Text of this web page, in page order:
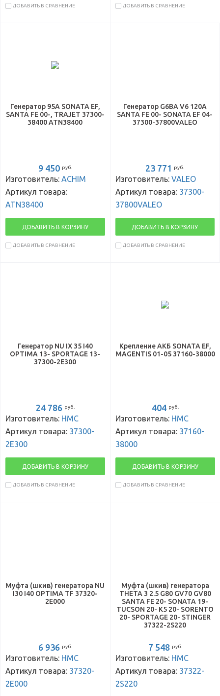
ДОБАВИТЬ В СРАВНЕНИЕ ДОБАВИТЬ В СРАВНЕНИЕ
Генератор 95А SONATA EF,
SANTA FE 00-, TRAJET 37300-
38400 ATN38400
9 450 руб.
Изготовитель: ACHIM
Артикул товара:
ATN38400
ДОБАВИТЬ В КОРЗИНУ
ДОБАВИТЬ В СРАВНЕНИЕ
Генератор G6BA V6 120А
SANTA FE 00- SONATA EF 04-
37300-37800VALEO
23 771 руб.
Изготовитель: VALEO
Артикул товара: 37300-
37800VALEO
ДОБАВИТЬ В КОРЗИНУ
ДОБАВИТЬ В СРАВНЕНИЕ
Генератор NU IX 35 I40
OPTIMA 13- SPORTAGE 13-
37300-2E300
24 786 руб.
Изготовитель: HMC
Артикул товара: 37300-
2E300
ДОБАВИТЬ В КОРЗИНУ
ДОБАВИТЬ В СРАВНЕНИЕ
Крепление АКБ SONATA EF,
MAGENTIS 01-05 37160-38000
404 руб.
Изготовитель: HMC
Артикул товара: 37160-
38000
ДОБАВИТЬ В КОРЗИНУ
ДОБАВИТЬ В СРАВНЕНИЕ
Муфта (шкив) генератора NU
I30 I40 OPTIMA TF 37320-
2E000
6 936 руб.
Изготовитель: HMC
Артикул товара: 37320-
2E000
Муфта (шкив) генератора
THETA 3 2.5 G80 GV70 GV80
SANTA FE 20- SONATA 19-
TUCSON 20- K5 20- SORENTO
20- SPORTAGE 20- STINGER
37322-2S220
7 548 руб.
Изготовитель: HMC
Артикул товара: 37322-
2S220